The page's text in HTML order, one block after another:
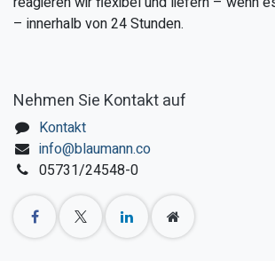
– innerhalb von 24 Stunden.
Nehmen Sie Kontakt auf
Kontakt
info@blaumann.co
05731/24548-0